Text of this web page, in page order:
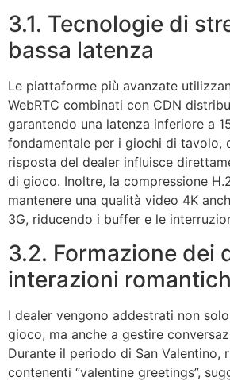
3.1. Tecnologie di
bassa latenza
Le piattaforme più avanzate
WebRTC combinati con CDN
garantendo una latenza inferiore a
fondamentale per i giochi di tavolo,
risposta del dealer influisce
di gioco. Inoltre, la compressione
mantenere una qualità video 4K
3G, riducendo i buffer e le
3.2. Formazione dei
interazioni
I dealer vengono addestrati non
gioco, ma anche a gestire
Durante il periodo di San Valentino,
contenenti “valentine greetings”,